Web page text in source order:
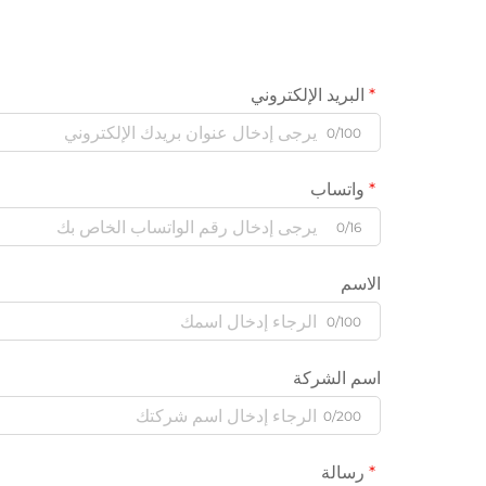
البريد الإلكتروني
0/100
واتساب
0/16
الاسم
0/100
اسم الشركة
0/200
رسالة